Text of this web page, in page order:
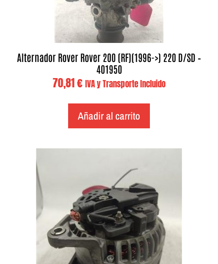
Alternador Rover Rover 200 (RF)(1996->) 220 D/SD –
401950
70,81€ IVA y Transporte Incluido
Añadir al carrito